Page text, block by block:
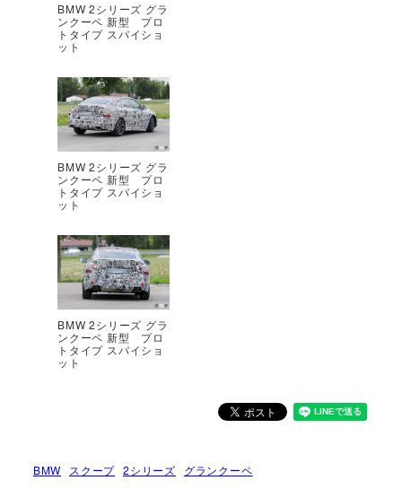
BMW 2シリーズ グラ
ンクーペ 新型 プロ
トタイプ スパイショ
ット
BMW 2シリーズ グラ
ンクーペ 新型 プロ
トタイプ スパイショ
ット
BMW 2シリーズ グラ
ンクーペ 新型 プロ
トタイプ スパイショ
ット
BMW スクープ 2シリーズ グランクーペ